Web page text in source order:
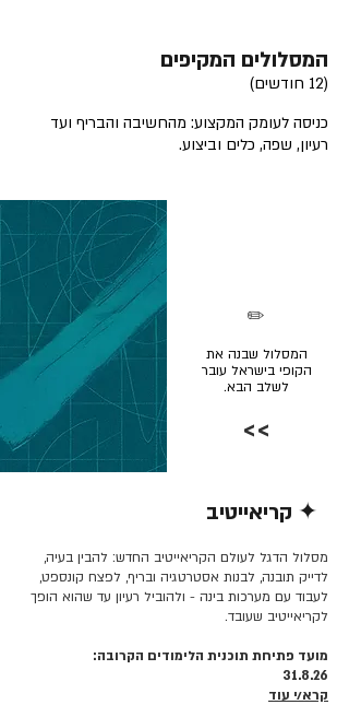
המסלולים המקיפים
(12 חודשים)
כניסה לעומק המקצוע: מהחשיבה והבריף ועד
רעיון, שפה, כלים וביצוע.
המסלול שבנה את
הקופי בישראל עובר
לשלב הבא.
✏️
>>
✦ קריאייטיב
מסלול הדגל לעולם הקריאייטיב החדש: להבין בעיה,
לדייק תובנה, לבנות אסטרטגיה ובריף, לפצח קונספט,
לעבוד עם מערכות בינה - ולהוביל רעיון עד שהוא הופך
לקריאייטיב שעובד.
מועד פתיחת תוכנית הלימודים הקרובה:
31.8.26
קרא/י עוד